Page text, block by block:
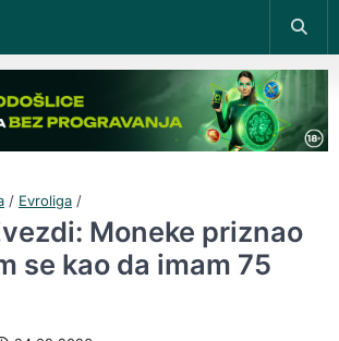
/ Evroliga /
Moneke priznao
se kao da imam 75